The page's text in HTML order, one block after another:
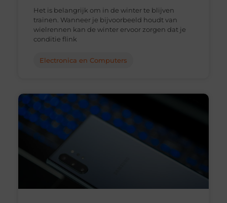
Het is belangrijk om in de winter te blijven
trainen. Wanneer je bijvoorbeeld houdt van
wielrennen kan de winter ervoor zorgen dat je
conditie flink
Electronica en Computers